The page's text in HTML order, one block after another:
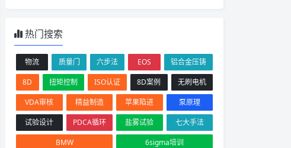
热门搜索
物流 质量门 六步法 EOS
铝合金压铸
8D
扭矩控制 ISO认证 8D案例
无刷电机
VDA审核
精益制造 苹果陷进
泵原理
试验设计
PDCA循环 盐雾试验
七大手法
BMW
6sigma培训